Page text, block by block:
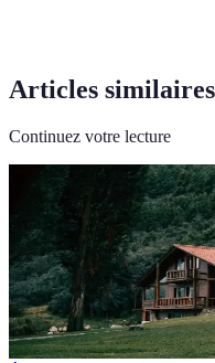
Articles similaires
Continuez votre lecture